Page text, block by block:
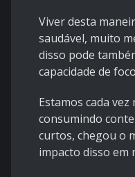
Viver desta
saudável, muito
disso pode
capacidade de
Estamos cada
consumindo
curtos, chegou o
impacto disso em